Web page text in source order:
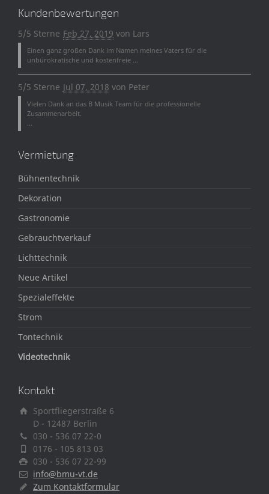
Kundenbewertungen
5/5 Sterne Feb 27, 2019 von Lars
Einen ganz großen Dank im Namen meines Vaters für die
unbürokratische und kostenfreie ...
5/5 Sterne Jul 07, 2018 von Peter
Vielen Dank an das B Musik Team für die professionelle
Zusammenarbeit.
Vermietung
Bühnentechnik
Dekoration
Gastronomie
Gebrauchtverkauf
Lichttechnik
Neue Artikel
Spezialeffekte
Strom
Tontechnik
Videotechnik
Kontakt
Sportfliegerstraße 6
D - 12487 Berlin
030 - 536 07 22-0
0176 - 105 813 03
030 - 536 07 22-99
info@bmu-vt.de
Zum Kontaktformular